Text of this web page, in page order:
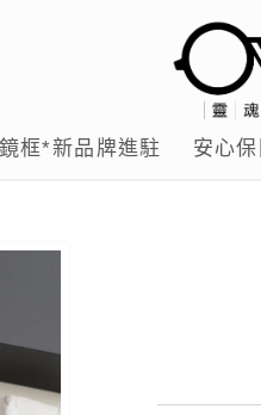
鏡框*新品牌進駐 安心保